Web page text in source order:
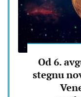
Od 6.
stegnu